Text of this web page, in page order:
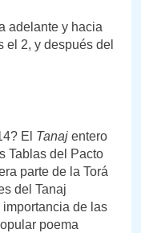
adelante y hacia
el 2, y después del
El Tanaj entero
Tablas del Pacto
parte de la Torá
del Tanaj
de las
poema